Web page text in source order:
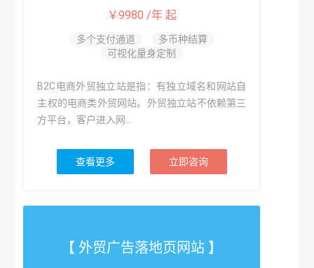
￥9980 /年 起
多个支付通道
多币种结算
可视化量身定制
B2C电商外贸独立站是指：有独立域名和网站自
主权的电商类外贸网站。外贸独立站不依赖第三
方平台，客户进入网...
查看更多 立即咨询
【 外贸广告落地页网站 】